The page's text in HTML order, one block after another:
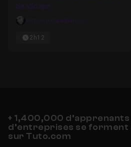
SeaScape
Antonio Gaudencio
2h12
+ 1,400,000 d’apprenants
d’entreprises se forment
sur Tuto.com